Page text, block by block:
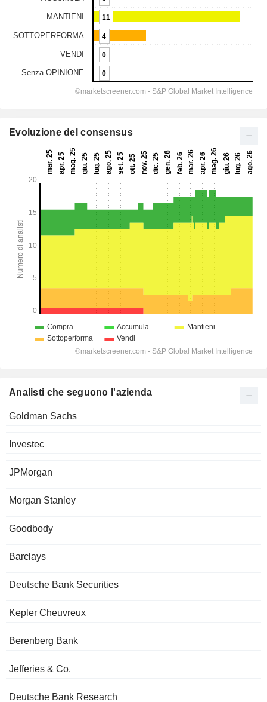
Evoluzione del consensus
Analisti che seguono l'azienda
Goldman Sachs
Investec
JPMorgan
Morgan Stanley
Goodbody
Barclays
Deutsche Bank Securities
Kepler Cheuvreux
Berenberg Bank
Jefferies & Co.
Deutsche Bank Research